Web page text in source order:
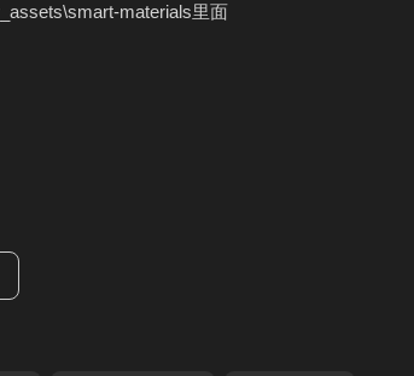
materials里面